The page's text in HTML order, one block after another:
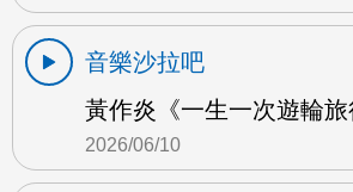
音樂沙拉吧
黃作炎《一生一次遊輪
2026/06/10